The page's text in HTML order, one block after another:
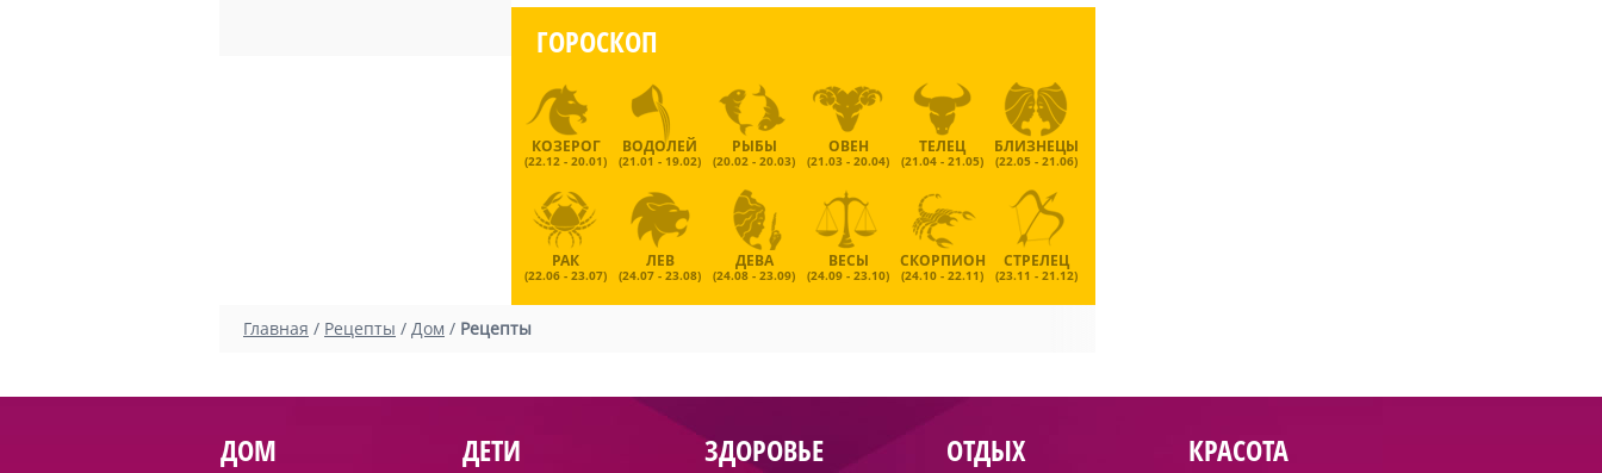
ГОРОСКОП
КОЗЕРОГ
(22.12 - 20.01)
ВОДОЛЕЙ
(21.01 - 19.02)
РЫБЫ
(20.02 - 20.03)
ОВЕН
(21.03 - 20.04)
ТЕЛЕЦ
(21.04 - 21.05)
БЛИЗНЕЦЫ
(22.05 - 21.06)
РАК
(22.06 - 23.07)
ЛЕВ
(24.07 - 23.08)
ДЕВА
(24.08 - 23.09)
ВЕСЫ
(24.09 - 23.10)
СКОРПИОН
(24.10 - 22.11)
СТРЕЛЕЦ
(23.11 - 21.12)
Главная / Рецепты / Дом / Рецепты
ДОМ ДЕТИ ЗДОРОВЬЕ ОТДЫХ КРАСОТА